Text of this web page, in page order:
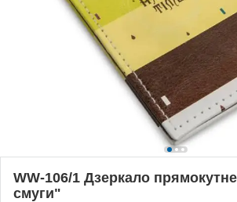
WW-106/1 Дзеркало
смуги"